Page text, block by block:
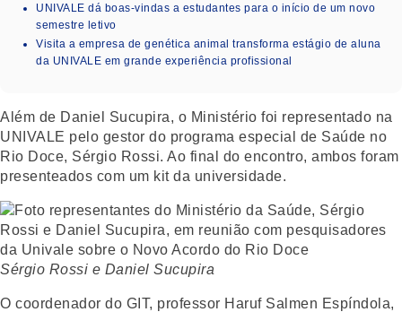
UNIVALE dá boas-vindas a estudantes para o início de um novo
semestre letivo
Visita a empresa de genética animal transforma estágio de aluna
da UNIVALE em grande experiência profissional
Além de Daniel Sucupira, o Ministério foi representado na
UNIVALE pelo gestor do programa especial de Saúde no
Rio Doce, Sérgio Rossi. Ao final do encontro, ambos foram
presenteados com um kit da universidade.
Sérgio Rossi e Daniel Sucupira
O coordenador do GIT, professor Haruf Salmen Espíndola,